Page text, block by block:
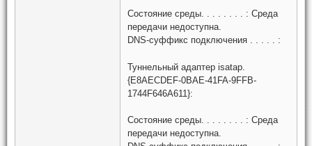
Состояние среды. . . . . . . . : Среда
передачи недоступна.
DNS-суффикс подключения . . . . . :
Туннельный адаптер isatap.
{E8AECDEF-0BAE-41FA-9FFB-
1744F646A611}:
Состояние среды. . . . . . . . : Среда
передачи недоступна.